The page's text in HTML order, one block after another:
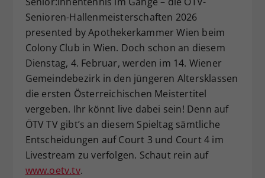
Senioren-Hallenmeisterschaften 2026
presented by Apothekerkammer Wien beim
Colony Club in Wien. Doch schon an diesem
Dienstag, 4. Februar, werden im 14. Wiener
Gemeindebezirk in den jüngeren Altersklassen
die ersten Österreichischen Meistertitel
vergeben. Ihr könnt live dabei sein! Denn auf
ÖTV TV gibt’s an diesem Spieltag sämtliche
Entscheidungen auf Court 3 und Court 4 im
Livestream zu verfolgen. Schaut rein auf
www.oetv.tv.
Zweck
Dieser Wert speichert Ihre Consent-
Einstellungen. Unter anderem eine
zufällig generierte ID, für die
historische Speicherung Ihrer
vorgenommen Einstellungen, falls der
Webseiten-Betreiber dies eingestellt
hat.